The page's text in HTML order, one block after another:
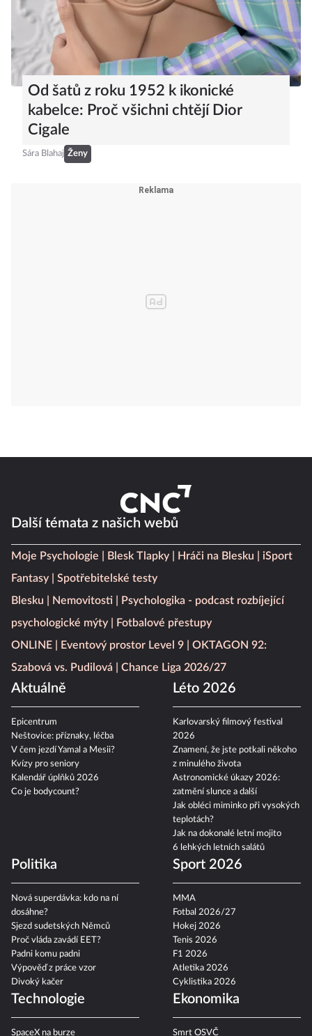
Od šatů z roku 1952 k ikonické
kabelce: Proč všichni chtějí Dior
Cigale
Sára Blahaj Ženy
Další témata z našich webů
Moje Psychologie Blesk Tlapky Hráči na Blesku
iSport
Fantasy
Spotřebitelské testy
Blesku
Nemovitosti
Psychologika - podcast rozbíjející
psychologické mýty
Fotbalové přestupy
ONLINE
Eventový prostor Level 9
OKTAGON 92:
Szabová vs. Pudilová
Chance Liga 2026/27
Aktuálně
Epicentrum
Neštovice: příznaky, léčba
V čem jezdí Yamal a Mesii?
Kvízy pro seniory
Kalendář úplňků 2026
Co je bodycount?
Léto 2026
Karlovarský filmový festival
2026
Znamení, že jste potkali někoho
z minulého života
Astronomické úkazy 2026:
zatmění slunce a další
Jak obléci miminko při vysokých
teplotách?
Jak na dokonalé letní mojito
6 lehkých letních salátů
Politika
Nová superdávka: kdo na ní
dosáhne?
Sjezd sudetských Němců
Proč vláda zavádí EET?
Padni komu padni
Výpověď z práce vzor
Divoký kačer
Sport 2026
MMA
Fotbal 2026/27
Hokej 2026
Tenis 2026
F1 2026
Atletika 2026
Cyklistika 2026
Technologie
SpaceX na burze
Ekonomika
Smrt OSVČ